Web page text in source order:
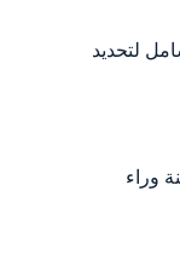
لتحديد
وراء